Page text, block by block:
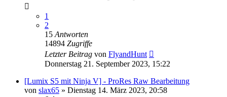
1
2
15 Antworten
14894 Zugriffe
Letzter Beitrag von FlyandHunt
Donnerstag 21. September 2023, 15:22
[Lumix S5 mit Ninja V] - ProRes Raw Bearbeitung
von slax65 » Dienstag 14. März 2023, 20:58